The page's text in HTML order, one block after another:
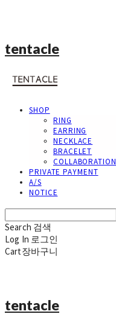
tentacle
SHOP
RING
EARRING
NECKLACE
BRACELET
COLLABORATION
PRIVATE PAYMENT
A/S
NOTICE
Search 검색
Log In 로그인
Cart장바구니
tentacle